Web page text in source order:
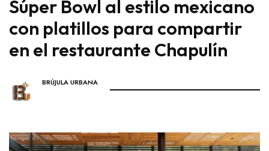
Súper Bowl al estilo mexicano
con platillos para compartir
en el restaurante Chapulín
BRÚJULA URBANA